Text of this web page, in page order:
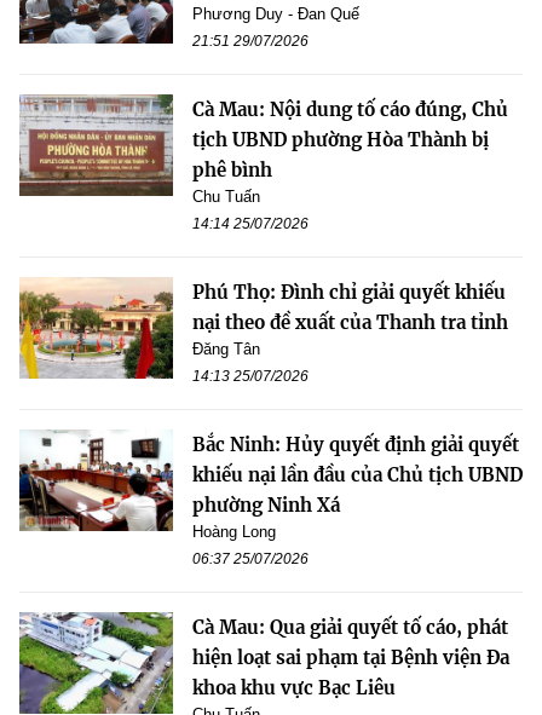
Phương Duy - Đan Quế
21:51 29/07/2026
Cà Mau: Nội dung tố cáo đúng, Chủ
tịch UBND phường Hòa Thành bị
phê bình
Chu Tuấn
14:14 25/07/2026
Phú Thọ: Đình chỉ giải quyết khiếu
nại theo đề xuất của Thanh tra tỉnh
Đăng Tân
14:13 25/07/2026
Bắc Ninh: Hủy quyết định giải quyết
khiếu nại lần đầu của Chủ tịch UBND
phường Ninh Xá
Hoàng Long
06:37 25/07/2026
Cà Mau: Qua giải quyết tố cáo, phát
hiện loạt sai phạm tại Bệnh viện Đa
khoa khu vực Bạc Liêu